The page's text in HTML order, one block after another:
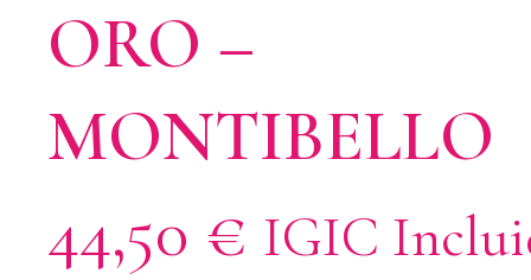
ORO –
MONTIBELLO
44,50 € IGIC